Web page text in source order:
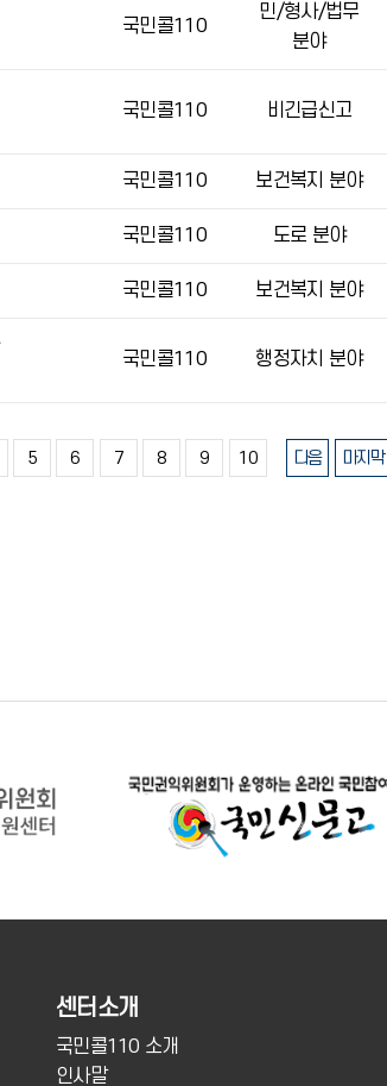
국민콜110
민/형사/법무
분야
국민콜110 비긴급신고
국민콜110 보건복지 분야
국민콜110 도로 분야
국민콜110 보건복지 분야
국민콜110 행정자치 분야
5 6 7 8 9 10 다음 마지막
센터소개
국민콜110 소개
인사말